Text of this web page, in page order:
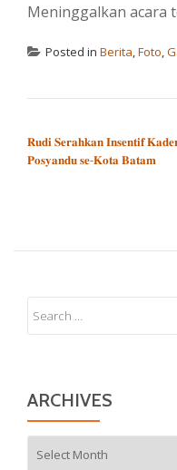
Meninggalkan acara
Posted in Berita,Foto,
𝐑𝐮𝐝𝐢 𝐒𝐞𝐫𝐚𝐡𝐤𝐚𝐧 𝐈𝐧𝐬𝐞𝐧𝐭𝐢𝐟
𝐏𝐨𝐬𝐲𝐚𝐧𝐝𝐮 𝐬𝐞-𝐊𝐨𝐭𝐚 𝐁𝐚𝐭𝐚𝐦
ARCHIVES